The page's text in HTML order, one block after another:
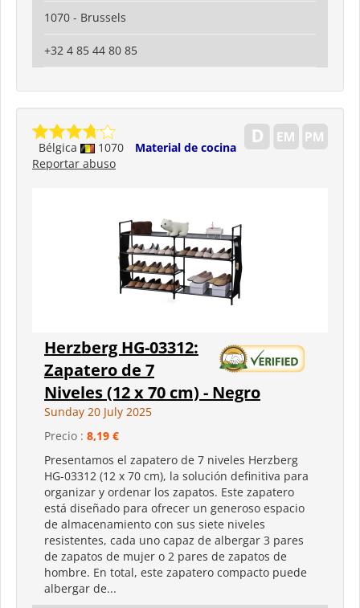
1070 - Brussels
+32 4 85 44 80 85
Bélgica 1070
Material de cocina
Reportar abuso
Herzberg HG-03312:
Zapatero de 7
Niveles (12 x 70 cm) - Negro
Sunday 20 July 2025
Precio : 8,19 €
Presentamos el zapatero de 7 niveles Herzberg
HG-03312 (12 x 70 cm), la solución definitiva para
organizar y ordenar los zapatos. Este zapatero
está diseñado para ofrecer un generoso espacio
de almacenamiento con sus siete niveles
resistentes, cada uno capaz de albergar 3 pares
de zapatos de mujer o 2 pares de zapatos de
hombre. En total, este zapatero compacto puede
albergar de...